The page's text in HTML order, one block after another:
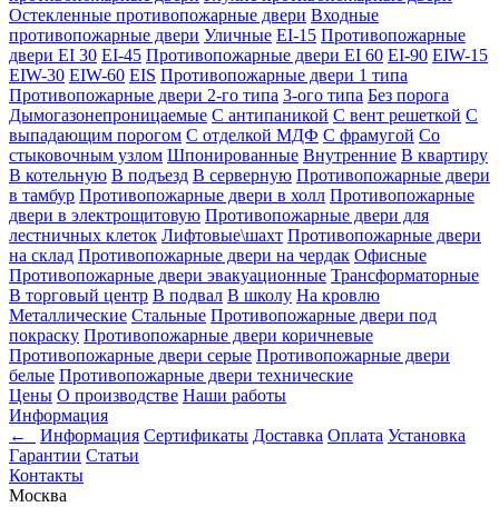
Остекленные противопожарные двери Входные
противопожарные двери Уличные EI-15 Противопожарные
двери EI 30 EI-45 Противопожарные двери EI 60 EI-90 EIW-15
EIW-30 EIW-60 EIS Противопожарные двери 1 типа
Противопожарные двери 2-го типа 3-ого типа Без порога
Дымогазонепроницаемые С антипаникой С вент решеткой С
выпадающим порогом С отделкой МДФ С фрамугой Со
стыковочным узлом Шпонированные Внутренние В квартиру
В котельную В подъезд В серверную Противопожарные двери
в тамбур Противопожарные двери в холл Противопожарные
двери в электрощитовую Противопожарные двери для
лестничных клеток Лифтовые\шахт Противопожарные двери
на склад Противопожарные двери на чердак Офисные
Противопожарные двери эвакуационные Трансформаторные
В торговый центр В подвал В школу На кровлю
Металлические Стальные Противопожарные двери под
покраску Противопожарные двери коричневые
Противопожарные двери серые Противопожарные двери
белые Противопожарные двери технические
Цены О производстве Наши работы
Информация
←
Информация Сертификаты Доставка Оплата Установка
Гарантии Статьи
Контакты
Москва